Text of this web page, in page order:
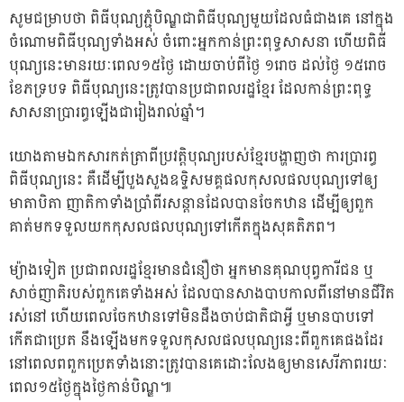
សូមជម្រាបថា ពិធីបុណ្យភ្ជុំបិណ្ឌជាពិធីបុណ្យមួយដែលធំជាងគេ នៅក្នុង
ចំណោមពិធីបុណ្យទាំងអស់ ចំពោះអ្នកកាន់ព្រះពុទ្ធសាសនា ហើយពិធី
បុណ្យនេះមានរយៈពេល១៥ថ្ងៃ ដោយចាប់ពីថ្ងៃ ១រោច ដល់ថ្ងៃ ១៥រោច
ខែភទ្របទ ពិធីបុណ្យនេះត្រូវបានប្រជាពលរដ្ឋខ្មែរ ដែលកាន់ព្រះពុទ្ធ
សាសនាប្រារព្ធឡើងជារៀងរាល់ឆ្នាំ។
យោងតាមឯកសារកត់ត្រាពីប្រវត្តិបុណ្យរបស់ខ្មែរបង្ហាញថា ការប្រារព្ធ
ពិធីបុណ្យនេះ គឺដើម្បីបួងសួងឧទ្ទិសមគ្គផលកុសលផលបុណ្យទៅឲ្យ
មាតាបិតា ញាតិកាទាំងប្រាំពីរសន្តានដែលបានចែកឋាន ដើម្បីឲ្យពួក
គាត់មកទទួលយកកុសលផលបុណ្យទៅកើតក្នុងសុគតិភព។
ម្យ៉ាងទៀត ប្រជាពលរដ្ឋខ្មែរមានជំនឿថា អ្នកមានគុណបុព្វការីជន ឬ
សាច់ញាតិរបស់ពួកគេទាំងអស់ ដែលបានសាងបាបកាលពីនៅមានជីវិត
រស់នៅ ហើយពេលចែកឋានទៅមិនដឹងចាប់ជាតិជាអ្វី ឬមានបាបទៅ
កើតជាប្រេត នឹងឡើងមកទទួលកុសលផលបុណ្យនេះពីពួកគេផងដែរ
នៅពេលពពួកប្រេតទាំងនោះត្រូវបានគេដោះលែងឲ្យមានសេរីភាពរយៈ
ពេល១៥ថ្ងៃក្នុងថ្ងៃកាន់បិណ្ឌ៕